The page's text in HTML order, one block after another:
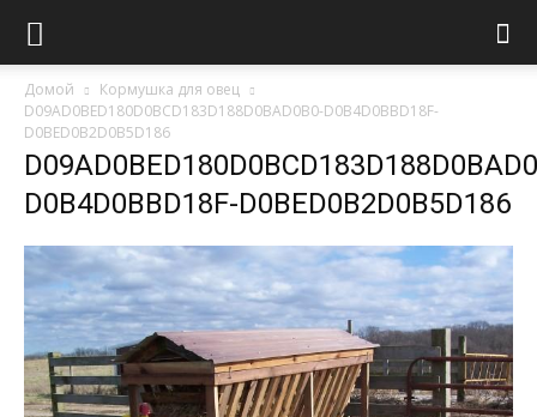
Домой
Кормушка для овец
D09AD0BED180D0BCD183D188D0BAD0B0-D0B4D0BBD18F-
D0BED0B2D0B5D186
D0B4D0BBD18F-D0BED0B2D0B5D186